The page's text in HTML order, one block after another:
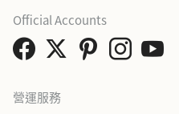
營運服務
Official Accounts